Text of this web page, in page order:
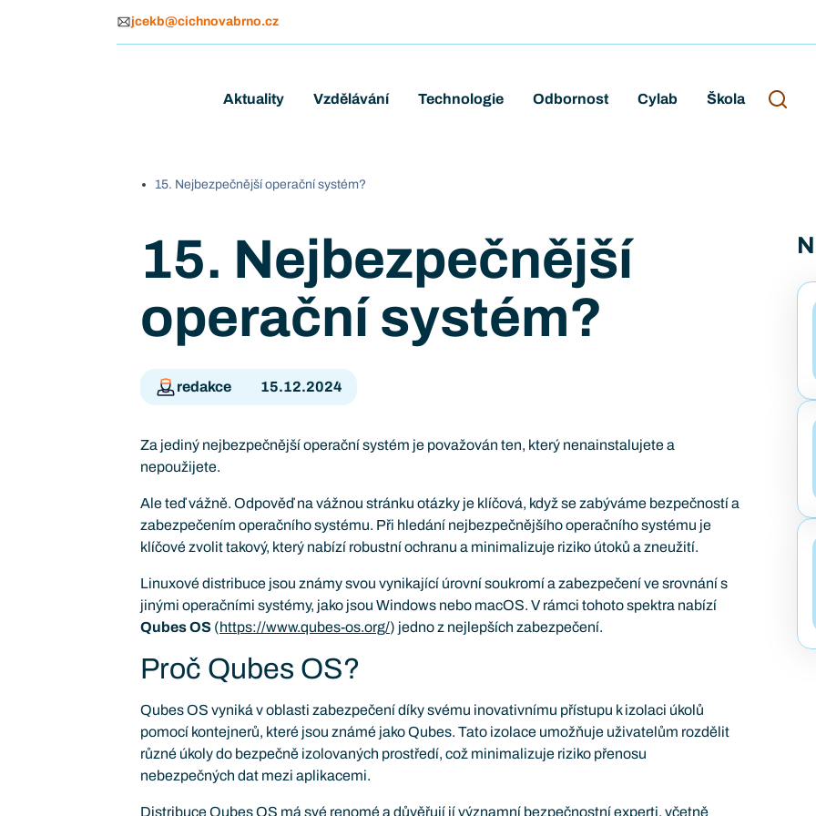
jcekb@cichnovabrno.cz
Aktuality Vzdělávání Technologie Odbornost Cylab Škola
15. Nejbezpečnější operační systém?
15. Nejbezpečnější
operační systém?
redakce 15.12.2024
Za jediný nejbezpečnější operační systém je považován ten, který nenainstalujete a
nepoužijete.
Ale teď vážně. Odpověď na vážnou stránku otázky je klíčová, když se zabýváme bezpečností a
zabezpečením operačního systému. Při hledání nejbezpečnějšího operačního systému je
klíčové zvolit takový, který nabízí robustní ochranu a minimalizuje riziko útoků a zneužití.
Linuxové distribuce jsou známy svou vynikající úrovní soukromí a zabezpečení ve srovnání s
jinými operačními systémy, jako jsou Windows nebo macOS. V rámci tohoto spektra nabízí
Qubes OS (https://www.qubes-os.org/) jedno z nejlepších zabezpečení.
Proč Qubes OS?
Qubes OS vyniká v oblasti zabezpečení díky svému inovativnímu přístupu k izolaci úkolů
pomocí kontejnerů, které jsou známé jako Qubes. Tato izolace umožňuje uživatelům rozdělit
různé úkoly do bezpečně izolovaných prostředí, což minimalizuje riziko přenosu
nebezpečných dat mezi aplikacemi.
Distribuce Qubes OS má své renomé a důvěřují jí významní bezpečnostní experti, včetně